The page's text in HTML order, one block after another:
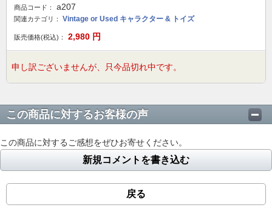
商品コード： a207
関連カテゴリ： Vintage or Used キャラクター & トイズ
販売価格(税込)： 2,980 円
申し訳ございませんが、只今品切れ中です。
この商品に対するお客様の声
この商品に対するご感想をぜひお寄せください。
新規コメントを書き込む
戻る